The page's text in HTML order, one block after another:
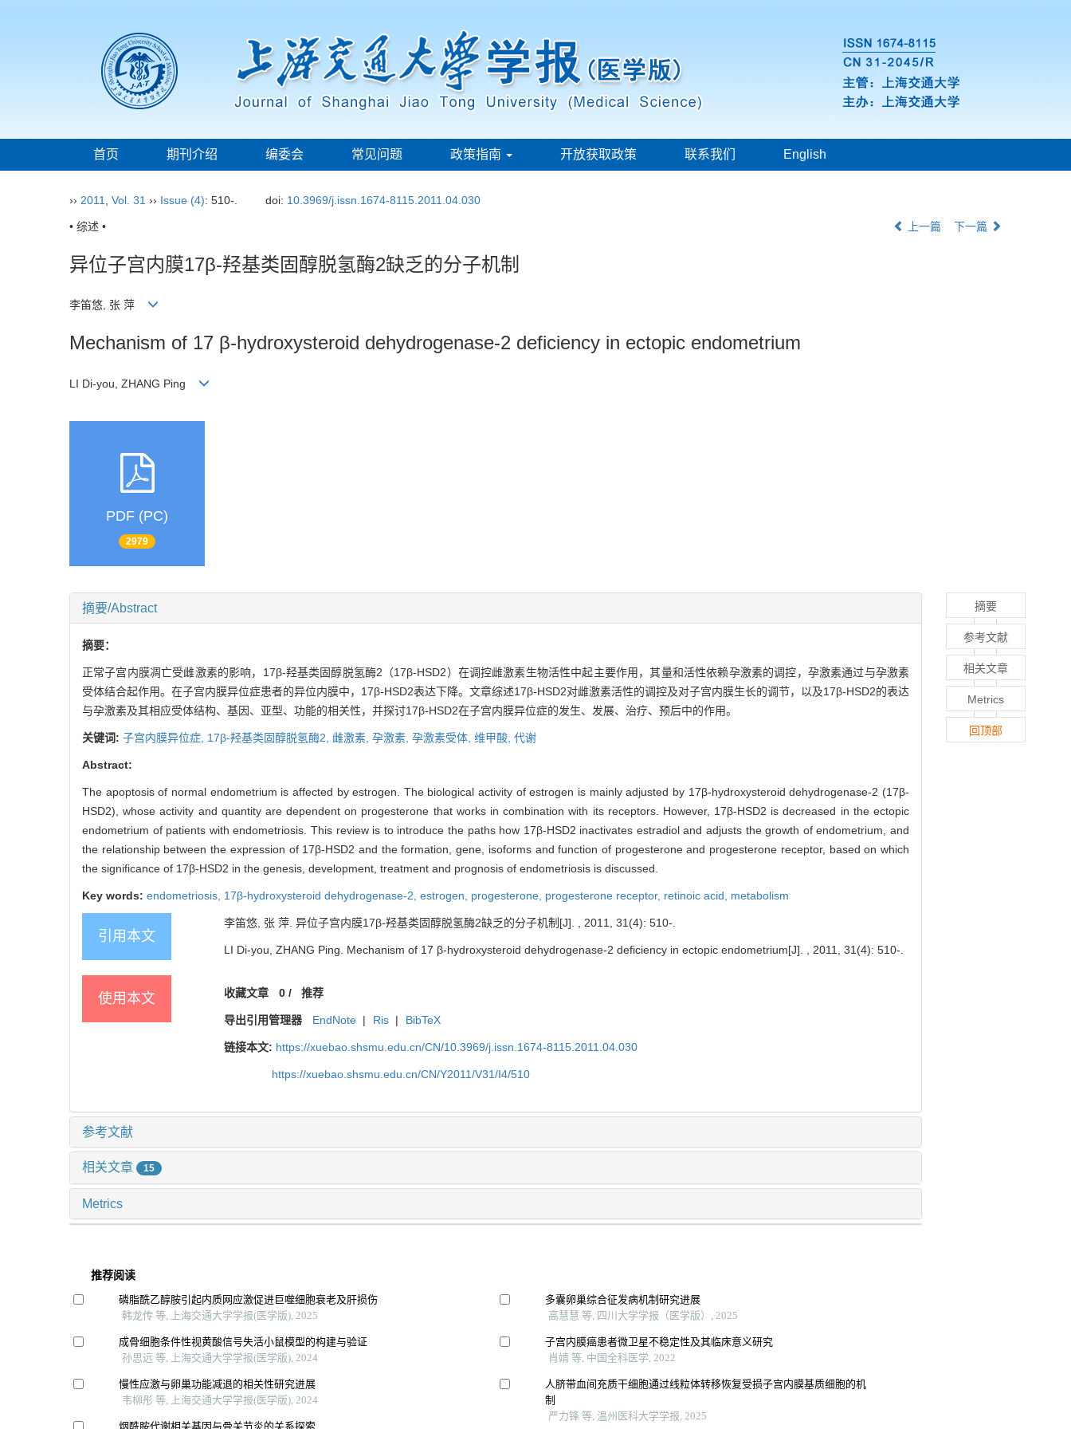
首页 期刊介绍 编委会 常见问题 政策指南 开放获取政策 联系我们 English
›› 2011 Vol. 31 ›› Issue (4): 510-. doi: 10.3969/j.issn.1674-8115.2011.04.030
• 综述 • 上一篇 下一篇
异位子宫内膜17β-羟基类固醇脱氢酶2缺乏的分子机制
李笛悠, 张 萍
Mechanism of 17 β-hydroxysteroid dehydrogenase-2 deficiency in ectopic endometrium
LI Di-you, ZHANG Ping
PDF (PC)
2979
摘要/Abstract
摘要：
正常子宫内膜凋亡受雌激素的影响，17β-羟基类固醇脱氢酶2（17β-HSD2）在调控雌激素生物活性中起主要作用，其量和活性依赖孕激素的调控，孕激素通过与孕激素
受体结合起作用。在子宫内膜异位症患者的异位内膜中，17β-HSD2表达下降。文章综述17β-HSD2对雌激素活性的调控及对子宫内膜生长的调节，以及17β-HSD2的表达
与孕激素及其相应受体结构、基因、亚型、功能的相关性，并探讨17β-HSD2在子宫内膜异位症的发生、发展、治疗、预后中的作用。
关键词: 子宫内膜异位症, 17β-羟基类固醇脱氢酶2, 雌激素, 孕激素, 孕激素受体, 维甲酸, 代谢
Abstract:
The apoptosis of normal endometrium is affected by estrogen. The biological activity of estrogen is mainly adjusted by 17β-hydroxysteroid dehydrogenase-2 (17β-
HSD2), whose activity and quantity are dependent on progesterone that works in combination with its receptors. However, 17β-HSD2 is decreased in the ectopic
endometrium of patients with endometriosis. This review is to introduce the paths how 17β-HSD2 inactivates estradiol and adjusts the growth of endometrium, and
the relationship between the expression of 17β-HSD2 and the formation, gene, isoforms and function of progesterone and progesterone receptor, based on which
the significance of 17β-HSD2 in the genesis, development, treatment and prognosis of endometriosis is discussed.
Key words: endometriosis, 17β-hydroxysteroid dehydrogenase-2, estrogen, progesterone, progesterone receptor, retinoic acid, metabolism
引用本文
李笛悠, 张 萍. 异位子宫内膜17β-羟基类固醇脱氢酶2缺乏的分子机制[J]. , 2011, 31(4): 510-.
LI Di-you, ZHANG Ping. Mechanism of 17 β-hydroxysteroid dehydrogenase-2 deficiency in ectopic endometrium[J]. , 2011, 31(4): 510-.
使用本文 收藏文章 0/ 推荐
导出引用管理器 EndNote | Ris | BibTeX
链接本文: https://xuebao.shsmu.edu.cn/CN/10.3969/j.issn.1674-8115.2011.04.030
https://xuebao.shsmu.edu.cn/CN/Y2011/V31/I4/510
参考文献
相关文章 15
Metrics
推荐阅读
磷脂酰乙醇胺引起内质网应激促进巨噬细胞衰老及肝损伤
韩龙传 等, 上海交通大学学报(医学版), 2025
成骨细胞条件性视黄酸信号失活小鼠模型的构建与验证
孙思远 等, 上海交通大学学报(医学版), 2024
慢性应激与卵巢功能减退的相关性研究进展
韦柳彤 等, 上海交通大学学报(医学版), 2024
烟酰胺代谢相关基因与骨关节炎的关系探索
多囊卵巢综合征发病机制研究进展
高慧慧 等, 四川大学学报（医学版）, 2025
子宫内膜癌患者微卫星不稳定性及其临床意义研究
肖婧 等, 中国全科医学, 2022
人脐带血间充质干细胞通过线粒体转移恢复受损子宫内膜基质细胞的机
制
严力锋 等, 温州医科大学学报, 2025
摘要
参考文献
相关文章
Metrics
回顶部